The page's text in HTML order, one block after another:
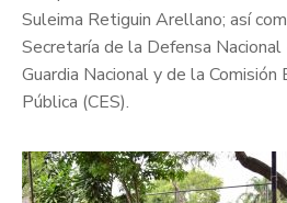
Suleima Retiguin Arellano; así
Secretaría de la Defensa
Guardia Nacional y de la
Pública (CES).